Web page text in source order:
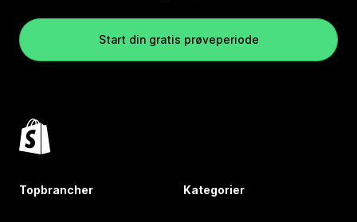
Start din gratis prøveperiode
Topbrancher Kategorier